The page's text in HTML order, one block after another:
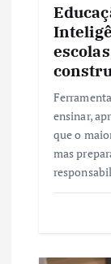
ensinar,
que o
mas